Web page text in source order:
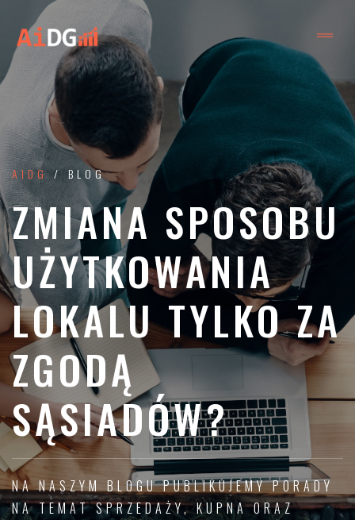
AIDG/ BLOG
ZMIANA SPOSOBU
UŻYTKOWANIA
LOKALU TYLKO ZA
ZGODĄ
SĄSIADÓW?
NA NASZYM BLOGU PUBLIKUJEMY PORADY
NA TEMAT SPRZEDAŻY, KUPNA ORAZ